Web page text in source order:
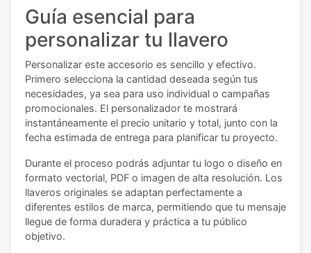
Guía esencial para
personalizar tu llavero
Personalizar este accesorio es sencillo y efectivo.
Primero selecciona la cantidad deseada según tus
necesidades, ya sea para uso individual o campañas
promocionales. El personalizador te mostrará
instantáneamente el precio unitario y total, junto con la
fecha estimada de entrega para planificar tu proyecto.
Durante el proceso podrás adjuntar tu logo o diseño en
formato vectorial, PDF o imagen de alta resolución. Los
llaveros originales se adaptan perfectamente a
diferentes estilos de marca, permitiendo que tu mensaje
llegue de forma duradera y práctica a tu público
objetivo.